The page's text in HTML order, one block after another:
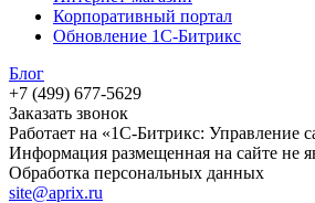
Корпоративный портал
Обновление 1С-Битрикс
Блог
+7 (499) 677-5629
Заказать звонок
Работает на «1С-Битрикс: Управление
Информация размещенная на сайте не
Обработка персональных данных
site@aprix.ru